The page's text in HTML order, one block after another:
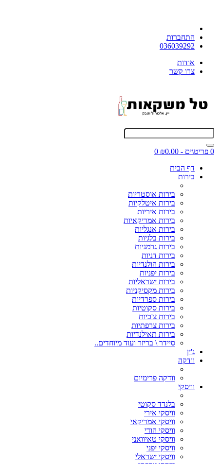
התחברות
036039292
אודות
צרו קשר
0 פריט\ים - ₪0.00
0
דף הבית
בירות
בירות אוסטריות
בירות איטלקיות
בירות איריות
בירות אמריקאיות
בירות אנגליות
בירות בלגיות
בירות גרמניות
בירות דניות
בירות הולנדיות
בירות יפניות
בירות ישראליות
בירות מקסיקניות
בירות ספרדיות
בירות סקוטיות
בירות צ'כיות
בירות צרפתיות
בירות תאילנדיות
סיידר \ בריזר ועוד מיוחדים..
ג'ין
וודקה
וודקה פרימיום
וויסקי
בלנדד סקוטי
וויסקי אירי
וויסקי אמריקאי
וויסקי הודי
וויסקי טאיוואני
וויסקי יפני
וויסקי ישראלי